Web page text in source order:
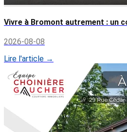
Vivre à Bromont autrement : un
2026-08-08
Lire l'article →